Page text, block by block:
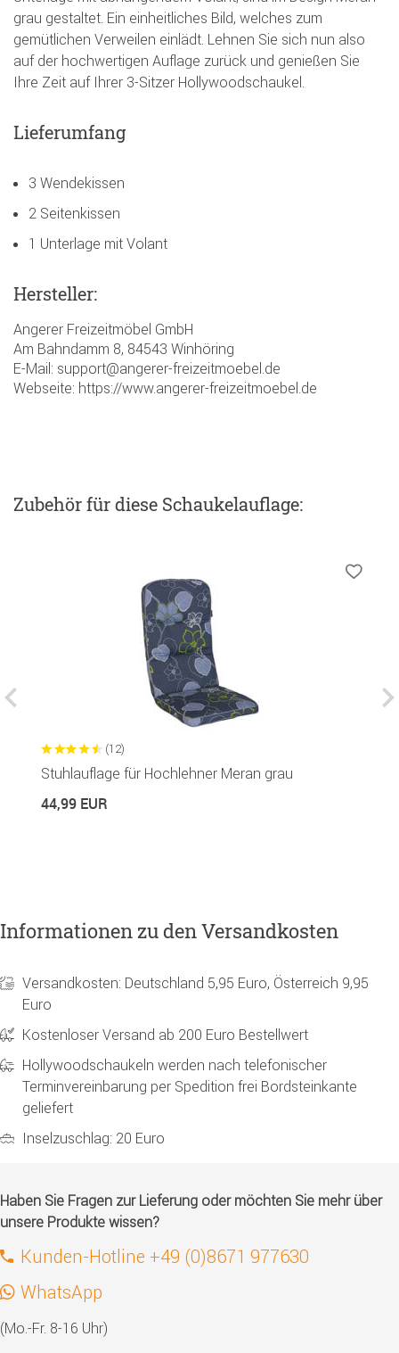
grau gestaltet. Ein einheitliches Bild, welches zum
gemütlichen Verweilen einlädt. Lehnen Sie sich nun also
auf der hochwertigen Auflage zurück und genießen Sie
Ihre Zeit auf Ihrer 3-Sitzer Hollywoodschaukel.
Lieferumfang
3 Wendekissen
2 Seitenkissen
1 Unterlage mit Volant
Hersteller:
Angerer Freizeitmöbel GmbH
Am Bahndamm 8, 84543 Winhöring
E-Mail: support@angerer-freizeitmoebel.de
Webseite: https://www.angerer-freizeitmoebel.de
Zubehörfür diese Schaukelauflage:
(12)
Stuhlauflage für Hochlehner Meran grau
44,99 EUR
Informationen zu den Versandkosten
Versandkosten: Deutschland 5,95 Euro, Österreich 9,95
Euro
Kostenloser Versand ab 200 Euro Bestellwert
Hollywoodschaukeln werden nach telefonischer
Terminvereinbarung per Spedition frei Bordsteinkante
geliefert
Inselzuschlag: 20 Euro
Haben Sie Fragen zur Lieferung oder möchten Sie mehr über
unsere Produkte wissen?
Kunden-Hotline +49 (0)8671 977630
WhatsApp
(Mo.-Fr. 8-16 Uhr)